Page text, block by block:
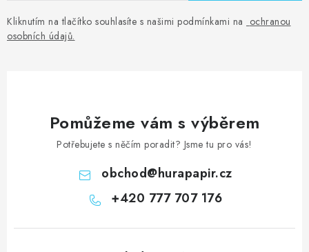
Kliknutím na tlačítko souhlasíte s našimi podmínkami na ochranou
osobních údajů.
Pomůžeme vám s výběrem
Potřebujete s něčím poradit? Jsme tu pro vás!
obchod@hurapapir.cz
+420 777 707 176